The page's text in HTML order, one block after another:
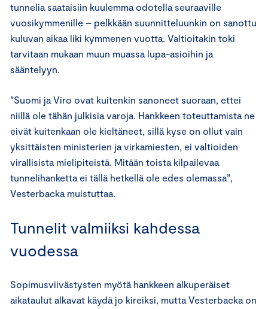
tunnelia saataisiin kuulemma odotella seuraaville
vuosikymmenille – pelkkään suunnitteluunkin on sanottu
kuluvan aikaa liki kymmenen vuotta. Valtioitakin toki
tarvitaan mukaan muun muassa lupa-asioihin ja
sääntelyyn.
”Suomi ja Viro ovat kuitenkin sanoneet suoraan, ettei
niillä ole tähän julkisia varoja. Hankkeen toteuttamista ne
eivät kuitenkaan ole kieltäneet, sillä kyse on ollut vain
yksittäisten ministerien ja virkamiesten, ei valtioiden
virallisista mielipiteistä. Mitään toista kilpailevaa
tunnelihanketta ei tällä hetkellä ole edes olemassa”,
Vesterbacka muistuttaa.
Tunnelit valmiiksi kahdessa
vuodessa
Sopimusviivästysten myötä hankkeen alkuperäiset
aikataulut alkavat käydä jo kireiksi, mutta Vesterbacka on